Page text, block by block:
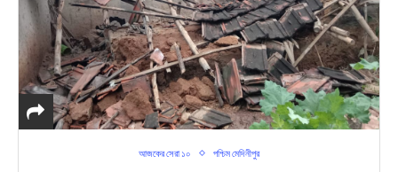
আজকের সেরা ১০ পশ্চিম মেদিনীপুর